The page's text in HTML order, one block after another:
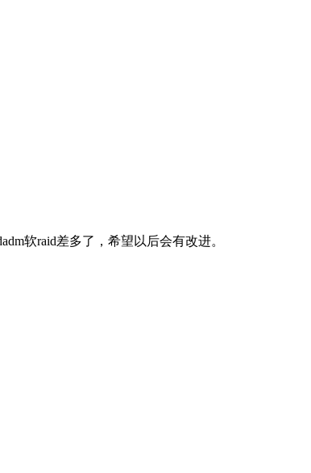
软raid差多了，希望以后会有改进。